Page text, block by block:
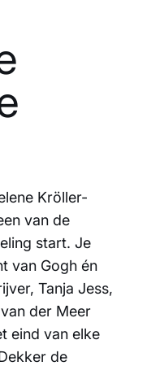
Kröller-
van de
start. Je
van Gogh én
Tanja Jess,
der Meer
eind van elke
de